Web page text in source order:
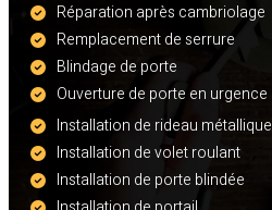
Réparation après cambriolage
Remplacement de serrure
Blindage de porte
Ouverture de porte en urgence
Installation de rideau métallique
Installation de volet roulant
Installation de porte blindée